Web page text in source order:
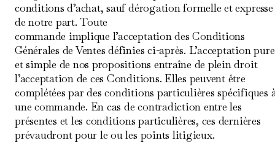
conditions d’achat, sauf dérogation formelle et expresse
de notre part. Toute
commande implique l’acceptation des Conditions
Générales de Ventes définies ci-après. L’acceptation pure
et simple de nos propositions entraîne de plein droit
l’acceptation de ces Conditions. Elles peuvent être
complétées par des conditions particulières spécifiques
une commande. En cas de contradiction entre les
présentes et les conditions particulières, ces dernières
prévaudront pour le ou les points litigieux.